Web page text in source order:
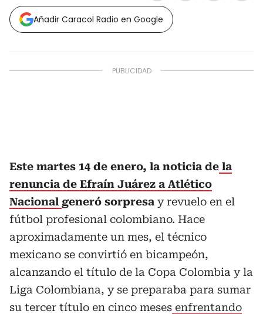
Añadir Caracol Radio en Google
Este martes 14 de enero, la noticia de la
renuncia de Efraín Juárez a Atlético
Nacional generó sorpresa y revuelo en el
fútbol profesional colombiano. Hace
aproximadamente un mes, el técnico
mexicano se convirtió en bicampeón,
alcanzando el título de la Copa Colombia y la
Liga Colombiana, y se preparaba para sumar
su tercer título en cinco meses enfrentando